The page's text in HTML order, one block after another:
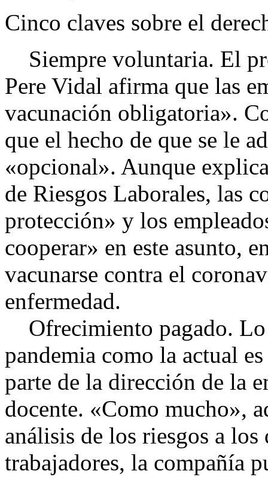
Cinco claves sobre el
Siempre voluntaria. El
Pere Vidal afirma que las
vacunación obligatoria».
que el hecho de que se le
«opcional». Aunque
de Riesgos Laborales, las
protección» y los
cooperar» en este asunto,
vacunarse contra el
enfermedad.
Ofrecimiento pagado. Lo
pandemia como la actual
parte de la dirección de la
docente. «Como mucho»,
análisis de los riesgos a
trabajadores, la compañía